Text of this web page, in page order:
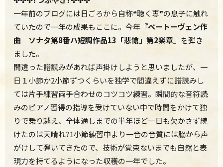
一年前のブログには日ごろから自称❝聴く専❞の息子に触れ
ていたので一年の成果もここに。今年 『ベートーヴェン作
曲 ソナタ第8番ハ短調作品13「悲愴」第2楽章』 を弾き
ました。
間違った譜読みがあれば声掛けしようと思いましたが、一
日１小節か2小節ずつくらいを独学で間違えずに譜読みし
ては片手練習両手合わせのコツコツ練習。瞬間的な音符読
みのピアノ習得の指導を受けていない中で時間をかけて独
りで乗り越え、全体通しまでの半年ほど一日も欠かさず続
けたのは天晴れ?1小節練習中より一音の音質には脇から声
がけして弾いてきたので、技術が覚束ないまでも自然と表
現力を持てるようになった収穫の一年でした。